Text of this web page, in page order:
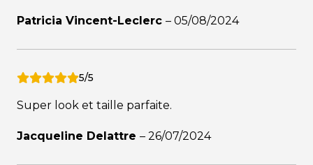
Patricia Vincent-Leclerc – 05/08/2024
5/5
Super look et taille parfaite.
Jacqueline Delattre – 26/07/2024